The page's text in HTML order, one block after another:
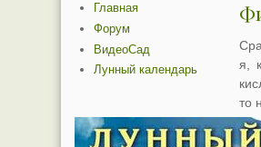
я,
то
Главная
Форум
ВидеоСад
Лунный календарь